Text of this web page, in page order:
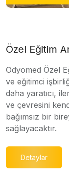
Özel Eğitim
Odyomed Özel
ve eğitimci
daha yaratıcı,
ve çevresini
bağımsız bir
sağlayacaktır.
Detaylar